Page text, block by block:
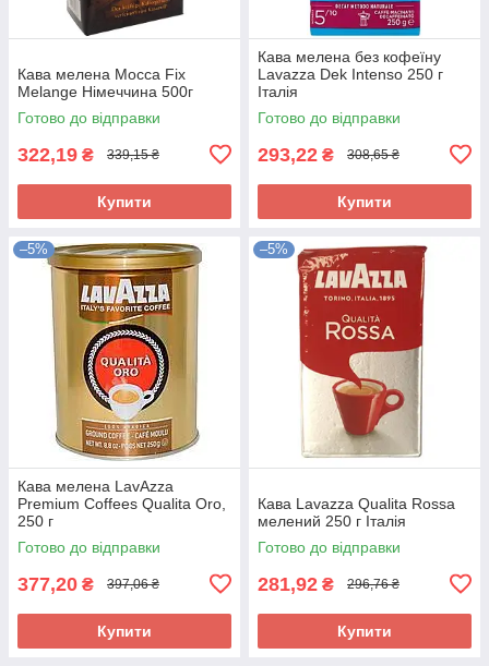
Кава мелена Mocca Fix
Melange Німеччина 500г
Готово до відправки
322,19 ₴ 339,15 ₴
Купити
Кава мелена без кофеїну
Lavazza Dek Intenso 250 г
Італія
Готово до відправки
293,22 ₴ 308,65 ₴
Купити
–5%
Кава мелена LavAzza
Premium Coffees Qualita Oro,
250 г
Готово до відправки
377,20 ₴ 397,06 ₴
Купити
–5%
Кава Lavazza Qualita Rossa
мелений 250 г Італія
Готово до відправки
281,92 ₴ 296,76 ₴
Купити